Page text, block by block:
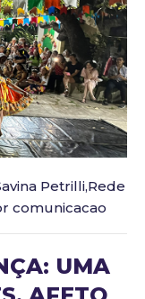
Petrilli,Rede
comunicacao
UMA